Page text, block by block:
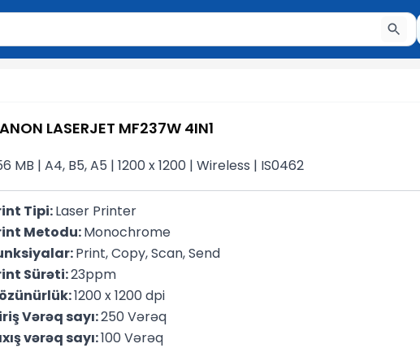
üçün Enter düyməsini basın və ya nəticələr arasında
LASERJET MF237W 4IN1
MB | A4, B5, A5 | 1200 x 1200 | Wireless | IS0462
Tipi: Laser Printer
Metodu: Monochrome
Print, Copy, Scan, Send
Sürəti: 23ppm
1200 x 1200 dpi
Vərəq sayı: 250 Vərəq
vərəq sayı: 100 Vərəq